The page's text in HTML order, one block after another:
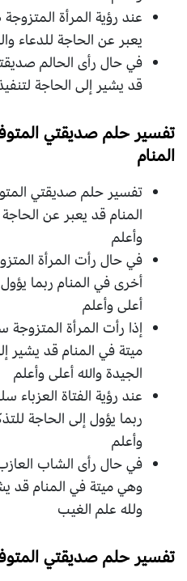
عند رؤية المرأة
يعبر عن الحاجة للدعاء
في حال رأى الحالم
قد يشير إلى الحاجة
تفسير حلم صديقتي
المنام
تفسير حلم صديقتي
المنام قد يعبر عن الحاجة
وأعلم
في حال رأت المرأة
أخرى في المنام ربما
أعلى وأعلم
إذا رأت المرأة
ميتة في المنام قد يشير
الجيدة والله أعلى وأعلم
عند رؤية الفتاة
ربما يؤول إلى الحاجة
وأعلم
في حال رأى الشاب
وهي ميتة في المنام قد
ولله علم الغيب
تفسير حلم صديقتي